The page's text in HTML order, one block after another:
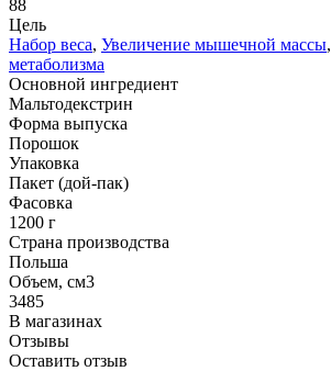
88
Цель
Набор веса, Увеличение мышечной массы,
метаболизма
Основной ингредиент
Мальтодекстрин
Форма выпуска
Порошок
Упаковка
Пакет (дой-пак)
Фасовка
1200 г
Страна производства
Польша
Объем, см3
3485
В магазинах
Отзывы
Оставить отзыв